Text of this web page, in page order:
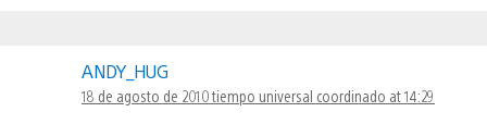
ANDY_HUG
18 de agosto de 2010 tiempo universal coordinado at 14:29